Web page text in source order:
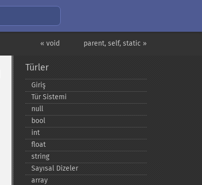
parent, self, static »
« void
Türler
Giriş
Tür Sistemi
null
bool
int
float
string
Sayısal Dizeler
array